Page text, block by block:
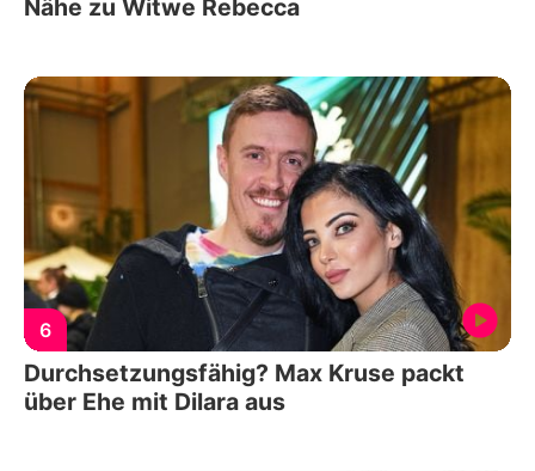
Nähe zu Witwe Rebecca
6
Durchsetzungsfähig? Max Kruse packt
über Ehe mit Dilara aus